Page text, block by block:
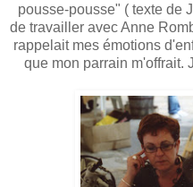
pousse-pousse" ( texte de
de travailler avec Anne
rappelait mes émotions
que mon parrain m'offrait.